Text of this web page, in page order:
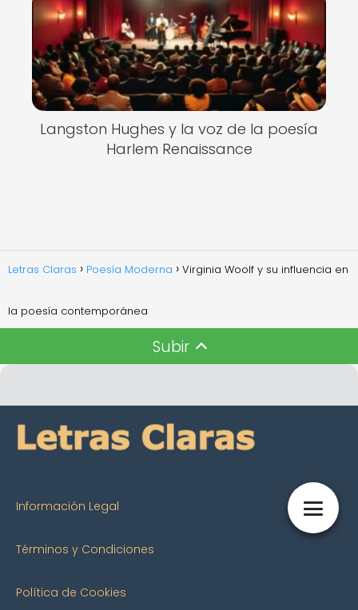
Langston Hughes y la voz de la poesía
Harlem Renaissance
Letras Claras Poesía Moderna Virginia Woolf y su influencia en
la poesía contemporánea
Subir
Información Legal
Términos y Condiciones
Política de Cookies